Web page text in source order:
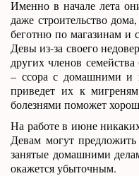
Именно в начале лета
даже строительство
беготню по магазинам и
Девы из-за своего
других членов
– ссора с домашними и
приведет их к
болезнями поможет
На работе в июне
Девам могут
занятые домашними
окажется убыточным.